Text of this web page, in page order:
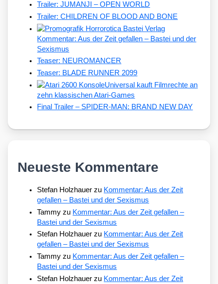
Trailer: JUMANJI – OPEN WORLD
Trailer: CHILDREN OF BLOOD AND BONE
Kommentar: Aus der Zeit gefallen – Bastei und der
Sexismus
Teaser: NEUROMANCER
Teaser: BLADE RUNNER 2099
Universal kauft Filmrechte an
zehn klassischen Atari-Games
Final Trailer – SPIDER-MAN: BRAND NEW DAY
Neueste Kommentare
Stefan Holzhauer zu Kommentar: Aus der Zeit
gefallen – Bastei und der Sexismus
Tammy zu Kommentar: Aus der Zeit gefallen –
Bastei und der Sexismus
Stefan Holzhauer zu Kommentar: Aus der Zeit
gefallen – Bastei und der Sexismus
Tammy zu Kommentar: Aus der Zeit gefallen –
Bastei und der Sexismus
Stefan Holzhauer zu Kommentar: Aus der Zeit